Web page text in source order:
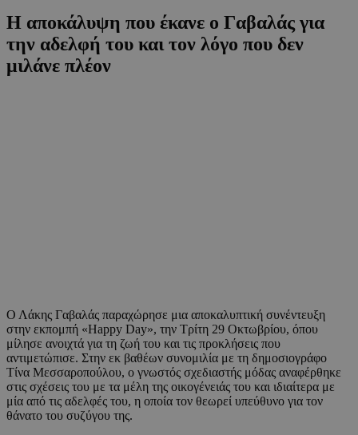
Η αποκάλυψη που έκανε ο Γαβαλάς για
την αδελφή του και τον λόγο που δεν
μιλάνε πλέον
Ο Λάκης Γαβαλάς παραχώρησε μια αποκαλυπτική συνέντευξη
στην εκπομπή «Happy Day», την Τρίτη 29 Οκτωβρίου, όπου
μίλησε ανοιχτά για τη ζωή του και τις προκλήσεις που
αντιμετώπισε. Στην εκ βαθέων συνομιλία με τη δημοσιογράφο
Τίνα Μεσσαροπούλου, ο γνωστός σχεδιαστής μόδας αναφέρθηκε
στις σχέσεις του με τα μέλη της οικογένειάς του και ιδιαίτερα με
μία από τις αδελφές του, η οποία τον θεωρεί υπεύθυνο για τον
θάνατο του συζύγου της.